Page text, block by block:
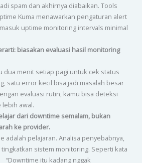
spam dan akhirnya diabaikan. Tools
Kuma menawarkan pengaturan alert
uptime monitoring intervals minimal
biasakan evaluasi hasil monitoring
menit setiap pagi untuk cek status
satu error kecil bisa jadi masalah besar
evaluasi rutin, kamu bisa deteksi
awal.
dari downtime semalam, bukan
ke provider.
adalah pelajaran. Analisa penyebabnya,
tingkatkan sistem monitoring. Seperti kata
itu kadang nggak